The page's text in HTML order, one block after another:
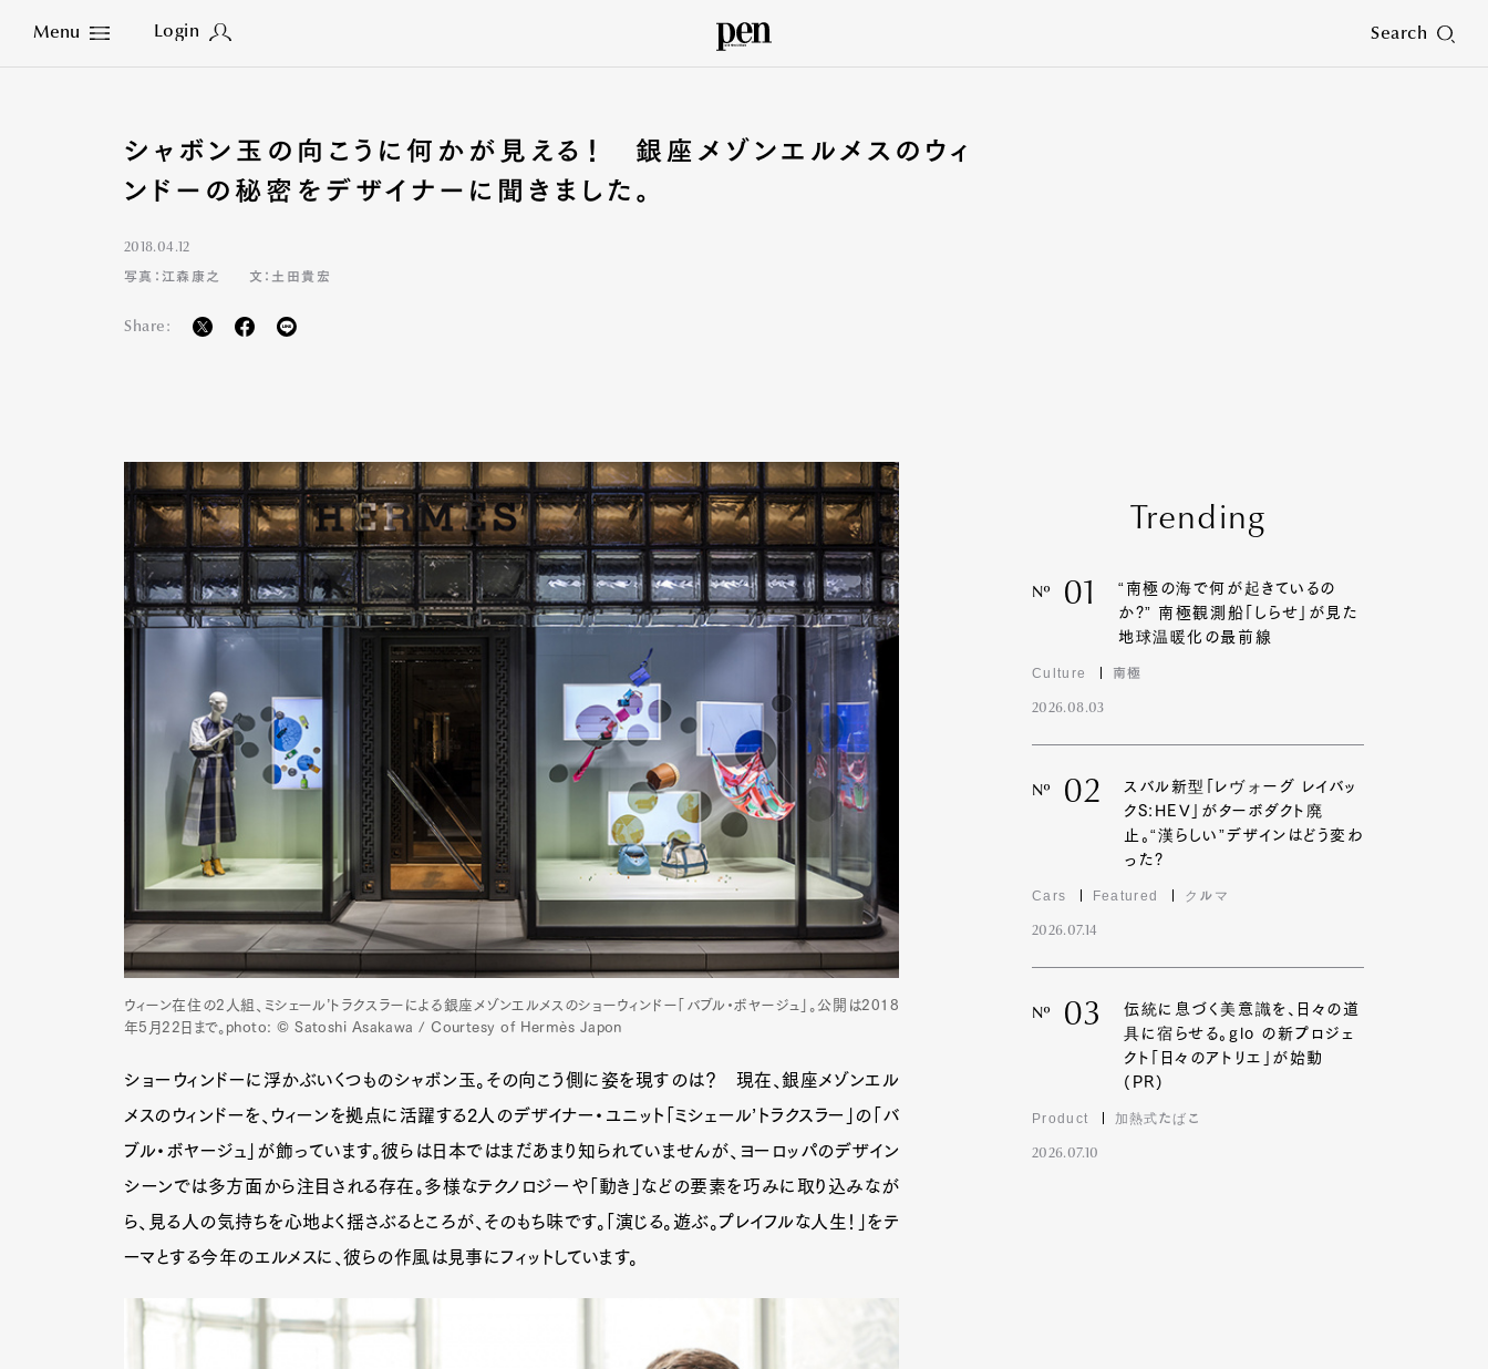
Menu Login Search
Close
シャボン玉の向こうに何かが見える！ 銀座メゾンエルメスのウィ
ンドーの秘密をデザイナーに聞きました。
2018.04.12
写真：江森康之 文：土田貴宏
Share:
ウィーン在住の2人組、ミシェール’トラクスラーによる銀座メゾンエルメスのショーウィンドー「バブル・ボヤージュ」。公開は2018
年5月22日まで。photo: © Satoshi Asakawa / Courtesy of Hermès Japon
ショーウィンドーに浮かぶいくつものシャボン玉。その向こう側に姿を現すのは？ 現在、銀座メゾンエル
メスのウィンドーを、ウィーンを拠点に活躍する2人のデザイナー・ユニット「ミシェール’トラクスラー」の「バ
ブル・ボヤージュ」が飾っています。彼らは日本ではまだあまり知られていませんが、ヨーロッパのデザイン
シーンでは多方面から注目される存在。多様なテクノロジーや「動き」などの要素を巧みに取り込みなが
ら、見る人の気持ちを心地よく揺さぶるところが、そのもち味です。「演じる。遊ぶ。プレイフルな人生！」をテ
ーマとする今年のエルメスに、彼らの作風は見事にフィットしています。
Trending
Nº 01
“南極の海で何が起きているの
か?” 南極観測船「しらせ」が見た
地球温暖化の最前線
Culture 南極
2026.08.03
Nº 02
スバル新型「レヴォーグ レイバッ
クS:HEV」がターボダクト廃
止。“漢らしい”デザインはどう変わ
った?
Cars Featured クルマ
2026.07.14
Nº 03
伝統に息づく美意識を、日々の道
具に宿らせる。glo の新プロジェ
クト「日々のアトリエ」が始動
(PR)
Product 加熱式たばこ
2026.07.10